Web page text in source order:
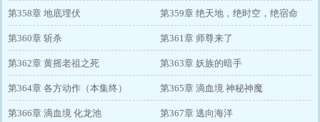
第358章 地底埋伏 第359章 绝天地，绝时空，绝宿命
第360章 斩杀 第361章 师尊来了
第362章 黄摇老祖之死 第363章 妖族的暗手
第364章 各方动作（本集终） 第365章 滴血境 神秘神魔
第366章 滴血境 化龙池 第367章 逃向海洋